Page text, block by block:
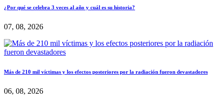
¿Por qué se celebra 3 veces al año y cuál es su historia?
07, 08, 2026
Más de 210 mil víctimas y los efectos posteriores por la radiación fueron devastadores
06, 08, 2026